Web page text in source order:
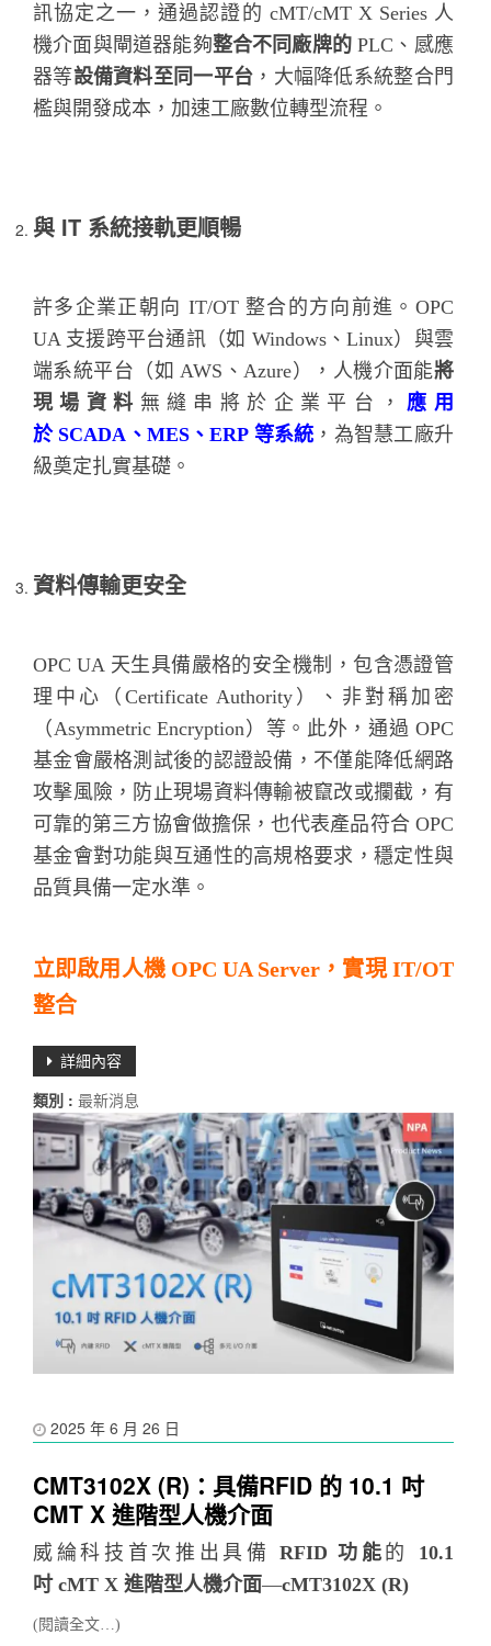
訊協定之一，通過認證的 cMT/cMT X Series 人
機介面與閘道器能夠整合不同廠牌的 PLC、感應
器等設備資料至同一平台 ，大幅降低系統整合門
檻與開發成本，加速工廠數位轉型流程。
與 IT 系統接軌更順暢
許多企業正朝向 IT/OT 整合的方向前進。OPC
UA 支援跨平台通訊（如 Windows、Linux）與雲
端系統平台（如 AWS、Azure），人機介面能將
現場資料 無縫串將於企業平台， 應用
於SCADA、MES、ERP 等系統 ，為智慧工廠升
級奠定扎實基礎。
資料傳輸更安全
OPC UA 天生具備嚴格的安全機制，包含憑證管
理中心（Certificate Authority）、非對稱加密
（Asymmetric Encryption）等。此外，通過 OPC
基金會嚴格測試後的認證設備，不僅能降低網路
攻擊風險，防止現場資料傳輸被竄改或攔截，有
可靠的第三方協會做擔保，也代表產品符合 OPC
基金會對功能與互通性的高規格要求，穩定性與
品質具備一定水準。
立即啟用人機 OPC UA Server，實現 IT/OT
整合
詳細內容
類別 : 最新消息
2025 年 6 月 26 日
CMT3102X (R)：具備RFID 的 10.1 吋
CMT X 進階型人機介面
威綸科技首次推出具備RFID 功能 的
10.1
吋 cMT X 進階型人機介面—cMT3102X (R)
(閱讀全文…)